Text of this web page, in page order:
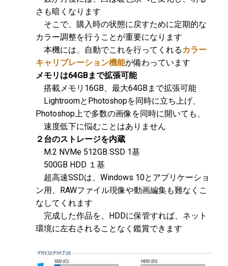
さも暗くなります
そこで、購入時の状態に戻すために定期的な
カラー調整を行うことが重要になります
本機には、自動でこれを行ってくれるカラー
キャリブレーション機能が備わっています
メモリは64GBまで拡張可能
搭載メモリ16GB、最大64GBまで拡張可能
LightroomとPhotoshopを同時に立ち上げ、
Photoshop上で多数の画像を同時に開いても、
速度低下に悩むことはありません
２台のストレージを内蔵
M.2 NVMe 512GB SSD 1基
500GB HDD １基
超高速SSDは、Windows 10とアプリケーショ
ン用、RAWファイル現像や動画編集も難なくこ
なしてくれます
完成した作品を、HDDに保管すれば、ネット
環境に左右されることなく鑑賞できます